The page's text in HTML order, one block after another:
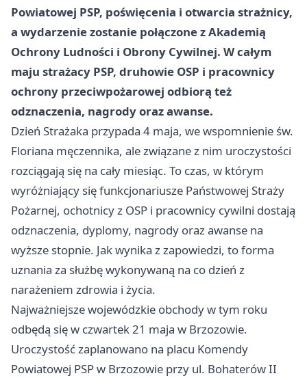
Powiatowej PSP, poświęcenia i otwarcia strażnicy,
a wydarzenie zostanie połączone z Akademią
Ochrony Ludności i Obrony Cywilnej. W całym
maju strażacy PSP, druhowie OSP i pracownicy
ochrony przeciwpożarowej odbiorą też
odznaczenia, nagrody oraz awanse.
Dzień Strażaka przypada 4 maja, we wspomnienie św.
Floriana męczennika, ale związane z nim uroczystości
rozciągają się na cały miesiąc. To czas, w którym
wyróżniający się funkcjonariusze Państwowej Straży
Pożarnej, ochotnicy z OSP i pracownicy cywilni dostają
odznaczenia, dyplomy, nagrody oraz awanse na
wyższe stopnie. Jak wynika z zapowiedzi, to forma
uznania za służbę wykonywaną na co dzień z
narażeniem zdrowia i życia.
Najważniejsze wojewódzkie obchody w tym roku
odbędą się w czwartek 21 maja w Brzozowie.
Uroczystość zaplanowano na placu Komendy
Powiatowej PSP w Brzozowie przy ul. Bohaterów II